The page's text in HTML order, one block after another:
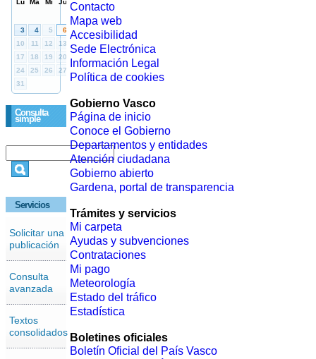
Consulta
simple
Servicios
Solicitar una
publicación
Consulta
avanzada
Textos
consolidados
Contacto
Mapa web
Accesibilidad
Sede Electrónica
Información Legal
Política de cookies
Gobierno Vasco
Página de inicio
Conoce el Gobierno
Departamentos y entidades
Atención ciudadana
Gobierno abierto
Gardena, portal de transparencia
Trámites y servicios
Mi carpeta
Ayudas y subvenciones
Contrataciones
Mi pago
Meteorología
Estado del tráfico
Estadística
Boletines oficiales
Boletín Oficial del País Vasco